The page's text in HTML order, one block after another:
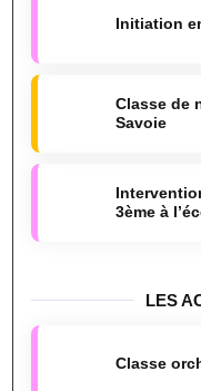
Initiation
Classe de
Savoie
3ème à
LES
Classe